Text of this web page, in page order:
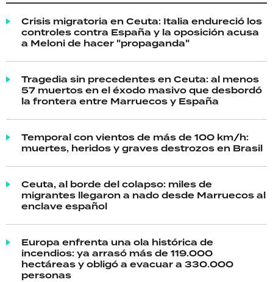
Crisis migratoria en Ceuta: Italia endureció los
controles contra España y la oposición acusa
a Meloni de hacer "propaganda"
Tragedia sin precedentes en Ceuta: al menos
57 muertos en el éxodo masivo que desbordó
la frontera entre Marruecos y España
Temporal con vientos de más de 100 km/h:
muertes, heridos y graves destrozos en Brasil
Ceuta, al borde del colapso: miles de
migrantes llegaron a nado desde Marruecos al
enclave español
Europa enfrenta una ola histórica de
incendios: ya arrasó más de 119.000
hectáreas y obligó a evacuar a 330.000
personas